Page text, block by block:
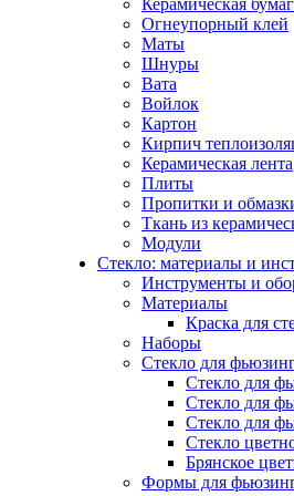
Керамическая
Огнеупорный клей
Маты
Шнуры
Вата
Войлок
Картон
Кирпич
Керамическая лента
Плиты
Пропитки и
Ткань из
Модули
Стекло: материалы и
Инструменты и
Материалы
Краска для
Наборы
Стекло для
Стекло для
Стекло для
Стекло для
Стекло
Брянское
Формы для